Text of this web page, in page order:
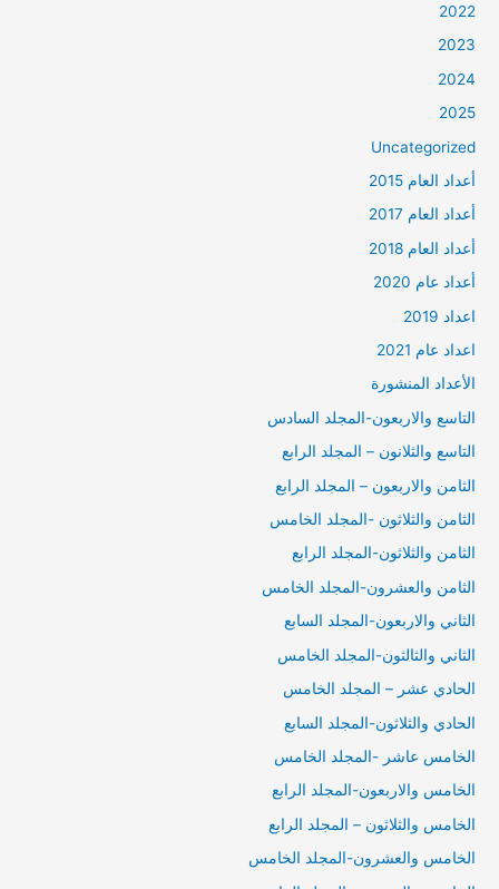
2022
2023
2024
2025
Uncategorized
أعداد العام 2015
أعداد العام 2017
أعداد العام 2018
أعداد عام 2020
اعداد 2019
اعداد عام 2021
الأعداد المنشورة
التاسع والاربعون-المجلد السادس
التاسع والثلانون – المجلد الرابع
الثامن والاربعون – المجلد الرابع
الثامن والثلاثون -المجلد الخامس
الثامن والثلاثون-المجلد الرابع
الثامن والعشرون-المجلد الخامس
الثاني والاربعون-المجلد السابع
الثاني والثالثون-المجلد الخامس
الحادي عشر – المجلد الخامس
الحادي والثلاثون-المجلد السابع
الخامس عاشر -المجلد الخامس
الخامس والاربعون-المجلد الرابع
الخامس والثلاثون – المجلد الرابع
الخامس والعشرون-المجلد الخامس